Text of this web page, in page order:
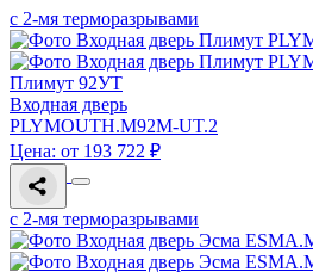
с 2-мя терморазрывами
Плимут 92УТ
Входная дверь
PLYMOUTH.M92M-UT.2
Цена: от 193 722 ₽
с 2-мя терморазрывами